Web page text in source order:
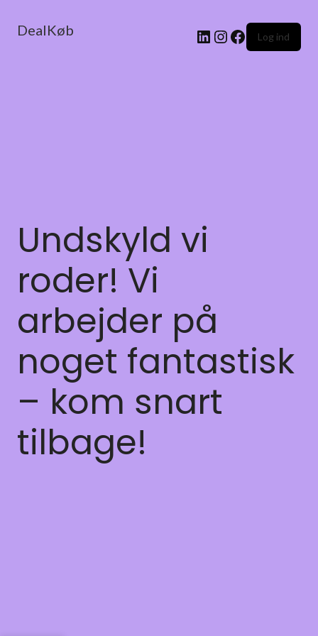
DealKøb Log ind
Undskyld vi
roder! Vi
arbejder på
noget fantastisk
– kom snart
tilbage!